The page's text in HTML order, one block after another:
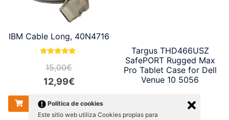
IBM Cable Long, 40N4716
5.00
15,00€
El
precio
original
12,99€El
precio
actual
AÑADIR AL CARRITO
Targus THD466USZ
SafePORT Rugged Max
Pro Tablet Case for Dell
Venue 10 5056
35,00€
El
29,99
El
Política de cookies
Este sitio web utiliza Cookies propias para